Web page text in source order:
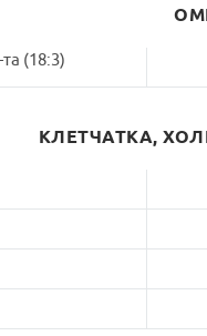
(18:3)
КЛЕТЧАТКА,